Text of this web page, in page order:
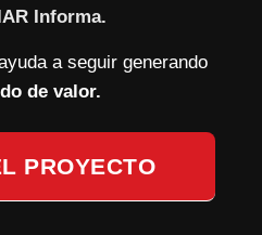
Informa.
a seguir generando
de valor.
PROYECTO